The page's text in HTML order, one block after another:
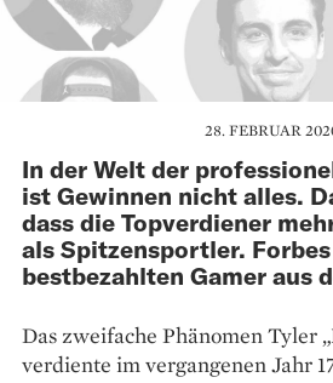
28. FEBRUAR
In der Welt der
ist Gewinnen nicht alles.
dass die Topverdiener
als Spitzensportler.
bestbezahlten Gamer aus
Das zweifache Phänomen Tyler
verdiente im vergangenen Jahr